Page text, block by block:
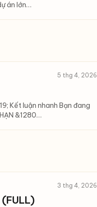
án lớn…
5 thg 4, 2026
Kết luận nhanh Bạn đang
&1280…
3 thg 4, 2026
(FULL)